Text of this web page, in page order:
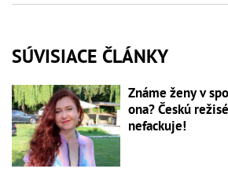
SÚVISIACE ČLÁNKY
Známe ženy v
ona? Českú
nefackuje!